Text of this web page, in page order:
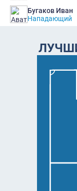
Бугаков Иван
Нападающий